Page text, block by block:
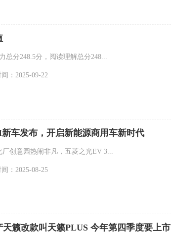
总分248.5分，阅读理解总分248...
间：2025-09-22
车发布，开启新能源商用车新时代
创意园热闹非凡，五菱之光EV 3...
间：2025-08-25
籁改款叫天籁PLUS 今年第四季度要上市